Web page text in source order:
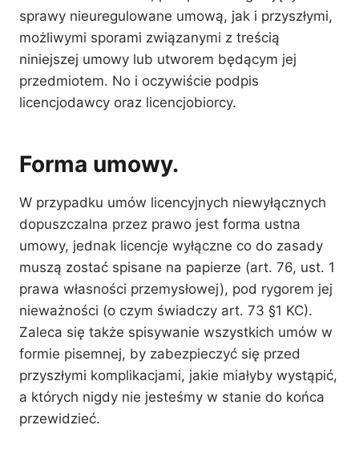
sprawy nieuregulowane umową, jak i przyszłymi,
możliwymi sporami związanymi z treścią
niniejszej umowy lub utworem będącym jej
przedmiotem. No i oczywiście podpis
licencjodawcy oraz licencjobiorcy.
Forma umowy.
W przypadku umów licencyjnych niewyłącznych
dopuszczalna przez prawo jest forma ustna
umowy, jednak licencje wyłączne co do zasady
muszą zostać spisane na papierze (art. 76, ust. 1
prawa własności przemysłowej), pod rygorem jej
nieważności (o czym świadczy art. 73 §1 KC).
Zaleca się także spisywanie wszystkich umów w
formie pisemnej, by zabezpieczyć się przed
przyszłymi komplikacjami, jakie miałyby wystąpić,
a których nigdy nie jesteśmy w stanie do końca
przewidzieć.